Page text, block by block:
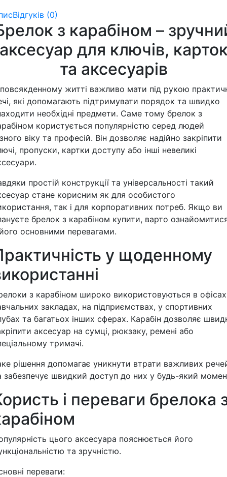
Відгуків (0)
з карабіном –
для ключів,
та аксесуарів
житті важливо мати під рукою
які допомагають підтримувати порядок та швидко
необхідні предмети. Саме тому брелок з
користується популярністю серед людей
віку та професій. Він дозволяє надійно закріпити
пропуски, картки доступу або інші невеликі
простій конструкції та універсальності такий
стане корисним як для особистого
так і для корпоративних потреб. Якщо ви
брелок з карабіном купити, варто
основними перевагами.
у щоденному
з карабіном широко використовуються в
закладах, на підприємствах, у спортивних
та багатьох інших сферах. Карабін дозволяє
аксесуар на сумці, рюкзаку, ремені або
тримачі.
рішення допомагає уникнути втрати важливих
забезпечує швидкий доступ до них у будь-який
і переваги брелока
цього аксесуара пояснюється його
та зручністю.
переваги: